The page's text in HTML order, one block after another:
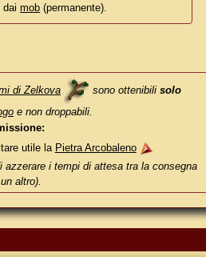
daimob (permanente).
di Zelkova sono ottenibili solo
e non droppabili.
utile la Pietra Arcobaleno
azzerare i tempi di attesa tra la consegna
altro).